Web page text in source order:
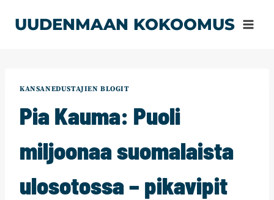
sisältöön
UUDENMAAN KOKOOMUS
KANSANEDUSTAJIEN BLOGIT
Pia Kauma: Puoli
miljoonaa suomalaista
ulosotossa – pikavipit